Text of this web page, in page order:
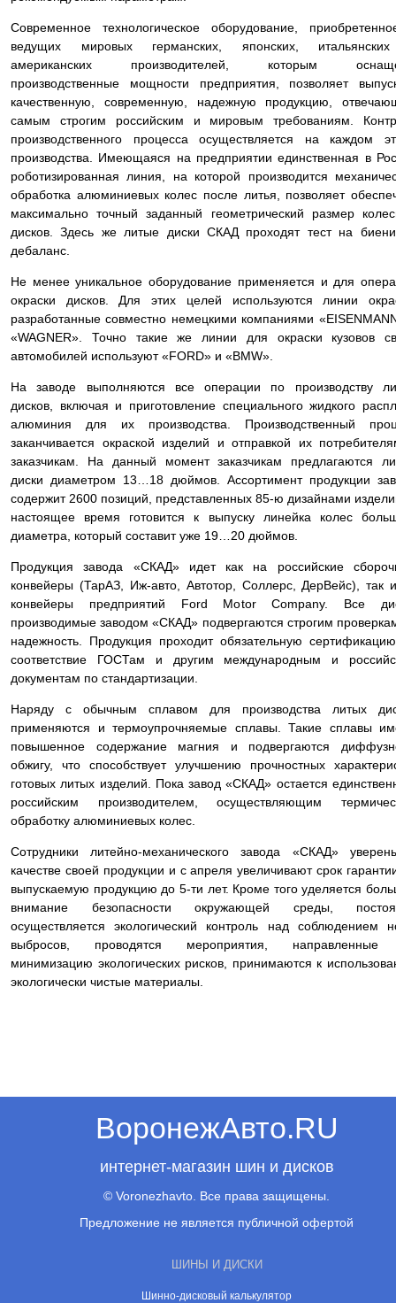
Современное технологическое оборудование,
ведущих мировых германских, японских,
американских производителей, которым
производственные мощности предприятия, позволяет
качественную, современную, надежную продукцию,
самым строгим российским и мировым требованиям.
производственного процесса осуществляется на каждом
производства. Имеющаяся на предприятии единственная в
роботизированная линия, на которой производится
обработка алюминиевых колес после литья, позволяет
максимально точный заданный геометрический размер
дисков. Здесь же литые диски СКАД проходят тест на
дебаланс.
Не менее уникальное оборудование применяется и для
окраски дисков. Для этих целей используются линии
разработанные совместно немецкими компаниями
«WAGNER». Точно такие же линии для окраски кузовов
автомобилей используют «FORD» и «BMW».
На заводе выполняются все операции по производству
дисков, включая и приготовление специального жидкого
алюминия для их производства. Производственный
заканчивается окраской изделий и отправкой их
заказчикам. На данный момент заказчикам предлагаются
диски диаметром 13…18 дюймов. Ассортимент продукции
содержит 2600 позиций, представленных 85-ю дизайнами
настоящее время готовится к выпуску линейка колес
диаметра, который составит уже 19…20 дюймов.
Продукция завода «СКАД» идет как на российские
конвейеры (ТарАЗ, Иж-авто, Автотор, Соллерс, ДерВейс), так
конвейеры предприятий Ford Motor Company. Все
производимые заводом «СКАД» подвергаются строгим
надежность. Продукция проходит обязательную
соответствие ГОСТам и другим международным и
документам по стандартизации.
Наряду с обычным сплавом для производства литых
применяются и термоупрочняемые сплавы. Такие сплавы
повышенное содержание магния и подвергаются
обжигу, что способствует улучшению прочностных
готовых литых изделий. Пока завод «СКАД» остается
российским производителем, осуществляющим
обработку алюминиевых колес.
Сотрудники литейно-механического завода «СКАД»
качестве своей продукции и с апреля увеличивают срок
выпускаемую продукцию до 5-ти лет. Кроме того уделяется
внимание безопасности окружающей среды,
осуществляется экологический контроль над соблюдением
выбросов, проводятся мероприятия,
минимизацию экологических рисков, принимаются к
экологически чистые материалы.
ВоронежАвто.RU
интернет-магазин шин и дисков
© Voronezhavto. Все права защищены.
Предложение не является публичной офертой
ШИНЫ И ДИСКИ
Шинно-дисковый калькулятор